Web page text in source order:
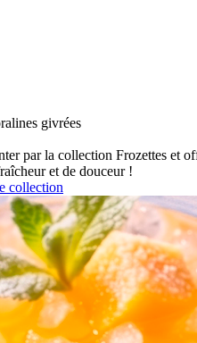
givrées
par la collection Frozettes et
et de douceur !
collection